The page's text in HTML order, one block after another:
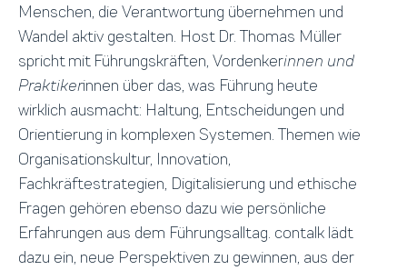
Menschen, die Verantwortung übernehmen und
Wandel aktiv gestalten. Host Dr. Thomas Müller
spricht mit Führungskräften, Vordenkerinnen und
Praktikerinnen über das, was Führung heute
wirklich ausmacht: Haltung, Entscheidungen und
Orientierung in komplexen Systemen. Themen wie
Organisationskultur, Innovation,
Fachkräftestrategien, Digitalisierung und ethische
Fragen gehören ebenso dazu wie persönliche
Erfahrungen aus dem Führungsalltag. contalk lädt
dazu ein, neue Perspektiven zu gewinnen, aus der